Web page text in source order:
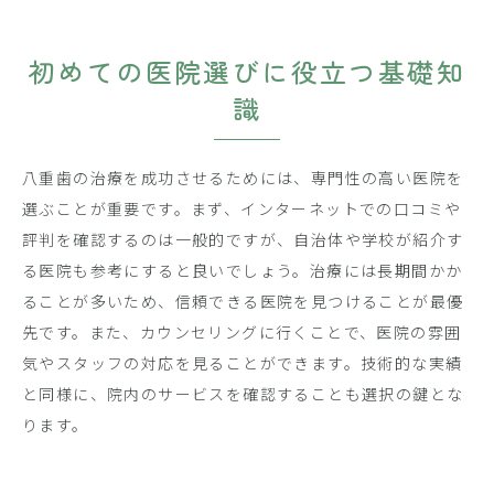
初めての医院選びに役立つ基礎知
識
八重歯の治療を成功させるためには、専門性の高い医院を
選ぶことが重要です。まず、インターネットでの口コミや
評判を確認するのは一般的ですが、自治体や学校が紹介す
る医院も参考にすると良いでしょう。治療には長期間かか
ることが多いため、信頼できる医院を見つけることが最優
先です。また、カウンセリングに行くことで、医院の雰囲
気やスタッフの対応を見ることができます。技術的な実績
と同様に、院内のサービスを確認することも選択の鍵とな
ります。